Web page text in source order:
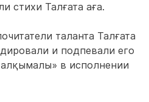
стихи Талғата аға.
таланта Талғата
и подпевали его
в исполнении